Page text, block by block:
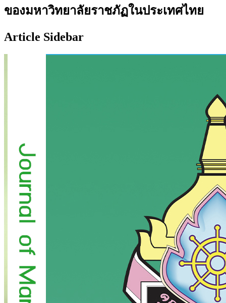
ของมหาวิทยาลัยราชภัฏในประเทศไทย
Article Sidebar